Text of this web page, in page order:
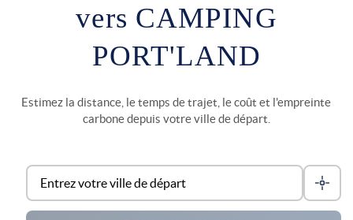
vers CAMPING
PORT'LAND
Estimez la distance, le temps de trajet, le coût et l'empreinte
carbone depuis votre ville de départ.